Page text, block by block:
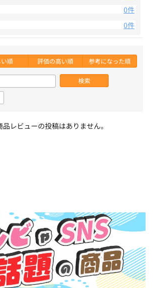
0件
0件
順 評価の高い順 参考になった順
検索
レビューの投稿はありません。